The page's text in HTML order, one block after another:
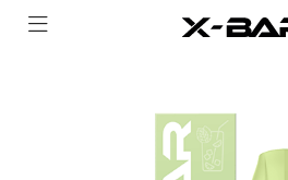
BIENVENIDO A X-BAR.CO